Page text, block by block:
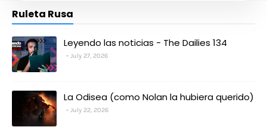
Ruleta Rusa
Leyendo las noticias - The Dailies 134
July 27, 2026
La Odisea (como Nolan la hubiera querido)
July 22, 2026